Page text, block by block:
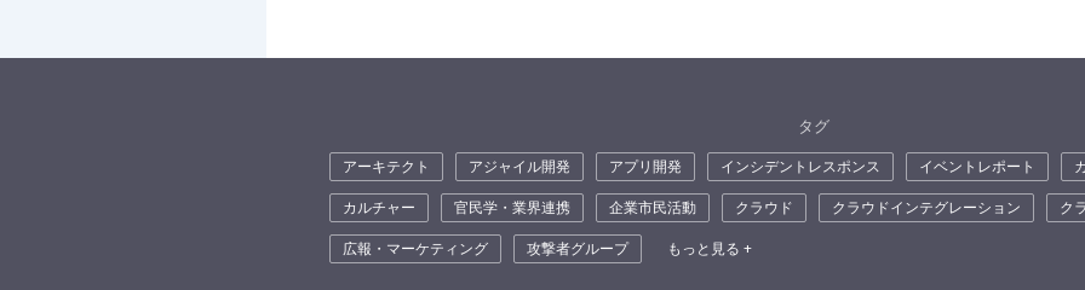
タグ
アーキテクト アジャイル開発 アプリ開発 インシデントレスポンス イベントレポート
カルチャー
官民学・業界連携 企業市民活動 クラウド クラウドインテグレーション
ク
広報・マーケティング
攻撃者グループ もっと見る +